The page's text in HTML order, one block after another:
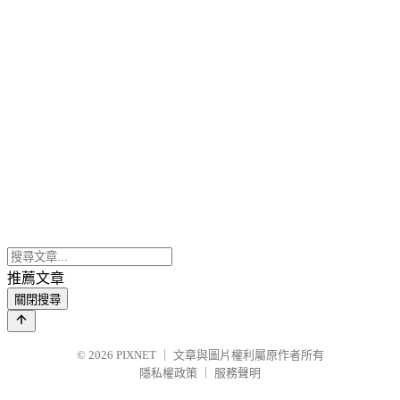
推薦文章
關閉搜尋
© 2026 PIXNET
文章與圖片權利屬原作者所有
隱私權政策
服務聲明